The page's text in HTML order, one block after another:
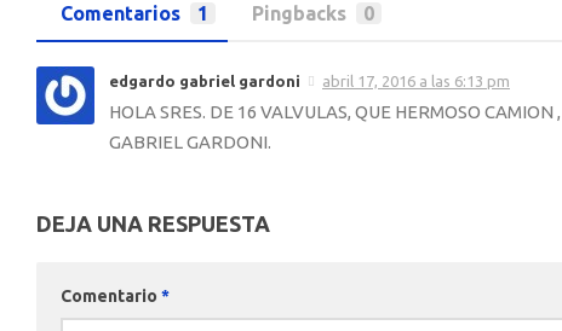
Comentarios 1 Pingbacks 0
edgardo gabriel gardoni abril 17, 2016 a las 6:13 pm
HOLA SRES. DE 16 VALVULAS, QUE HERMOSO
GABRIEL GARDONI.
DEJA UNA RESPUESTA
Comentario *